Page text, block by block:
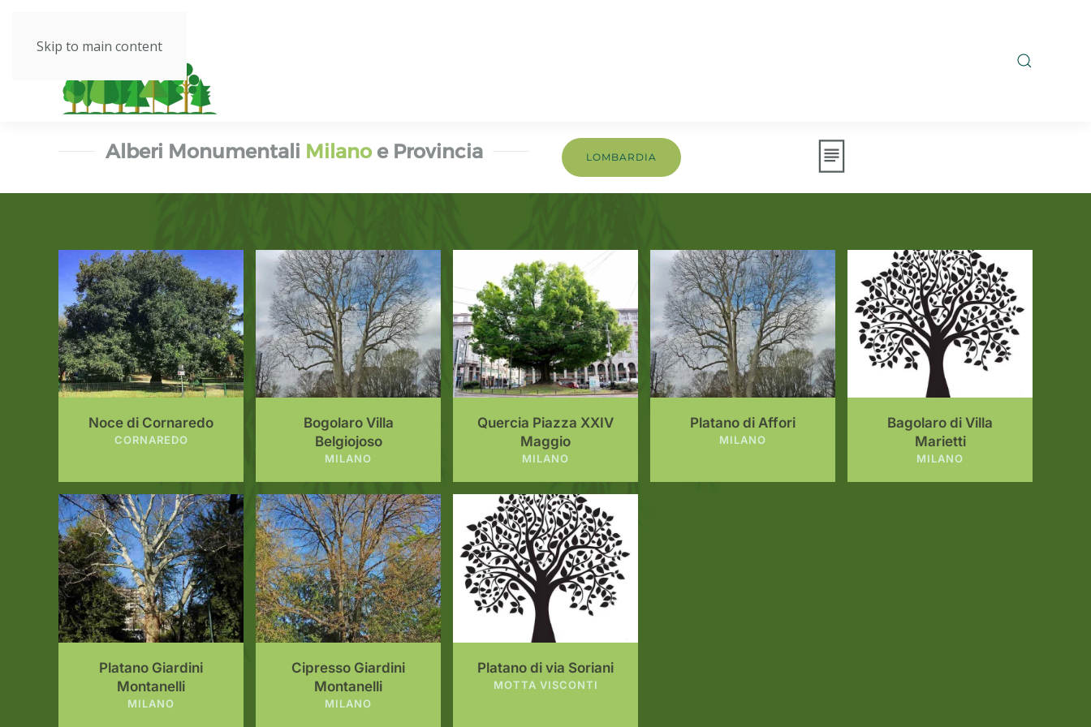
Skip to main content
Alberi Monumentali Milanoe Provincia LOMBARDIA
Noce di Cornaredo
CORNAREDO
Bogolaro Villa
Belgiojoso
MILANO
Quercia Piazza XXIV
Maggio
MILANO
Platano di Affori
MILANO
Bagolaro di Villa
Marietti
MILANO
Platano Giardini
Montanelli
MILANO
Cipresso Giardini
Montanelli
MILANO
Platano di via Soriani
MOTTA VISCONTI